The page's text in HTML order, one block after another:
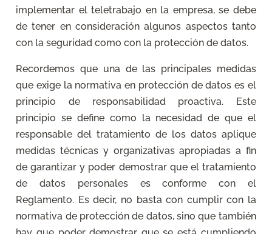
implementar el teletrabajo en la empresa, se debe
de tener en consideración algunos aspectos tanto
con la seguridad como con la protección de datos.
Recordemos que una de las principales medidas
que exige la normativa en protección de datos es el
principio de responsabilidad proactiva. Este
principio se define como la necesidad de que el
responsable del tratamiento de los datos aplique
medidas técnicas y organizativas apropiadas a fin
de garantizar y poder demostrar que el tratamiento
de datos personales es conforme con el
Reglamento. Es decir, no basta con cumplir con la
normativa de protección de datos, sino que también